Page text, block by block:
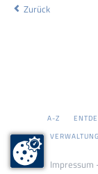
Zurück
NAVIGATION
A-Z
Impressum